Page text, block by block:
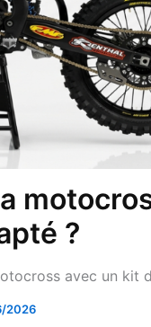
?
avec un kit
2026